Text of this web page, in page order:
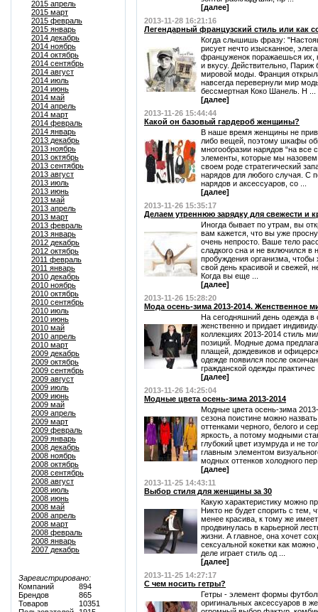
2015 апрель
2015 март
2015 февраль
2015 январь
2014 декабрь
2014 ноябрь
2014 октябрь
2014 сентябрь
2014 август
2014 июль
2014 июнь
2014 май
2014 апрель
2014 март
2014 февраль
2014 январь
2013 декабрь
2013 ноябрь
2013 октябрь
2013 сентябрь
2013 август
2013 июль
2013 июнь
2013 май
2013 апрель
2013 март
2013 февраль
2013 январь
2012 декабрь
2012 октябрь
2011 февраль
2011 январь
2010 декабрь
2010 ноябрь
2010 октябрь
2010 сентябрь
2010 июль
2010 июнь
2010 май
2010 апрель
2010 март
2009 декабрь
2009 октябрь
2009 сентябрь
2009 август
2009 июль
2009 июнь
2009 май
2009 апрель
2009 март
2009 февраль
2009 январь
2008 декабрь
2008 ноябрь
2008 октябрь
2008 сентябрь
2008 август
2008 июль
2008 июнь
2008 май
2008 апрель
2008 март
2008 февраль
2008 январь
2007 декабрь
Зарегистрировано:
Компаний
894
Брендов
865
Товаров
10351
[далее]
2013-11-28 16:21:16
Легендарный французский стиль или как
Когда слышишь фразу:
рисует нечто изысканное,
француженок поражаешься их,
и вкусу. Действительно,
мировой моды. Франция
навсегда перевернули мир
бессмертная Коко Шанель. Н ...
[далее]
2013-11-26 15:44:44
Какой он базовый гардероб женщины?
В наше время женщины не
либо вещей, поэтому шкафы
многообразии нарядов “на все
элементы, которые мы
своем роде стратегический
нарядов для любого случая. С
нарядов и аксессуаров, со ...
[далее]
2013-11-26 15:35:17
Делаем утреннюю зарядку для свежести и
Иногда бывает по утрам, вы
вам кажется, что вы уже
очень непросто. Ваше тело
сладкого сна и не включился в
пробуждения организма, чтобы
свой день красивой и свежей,
Когда вы еще ...
[далее]
2013-11-26 15:28:20
Мода осень-зима 2013-2014. Женственное
На сегодняшний день одежда в
женственно и придает
коллекциях 2013-2014 стиль
позиций. Модные дома
плащей, дождевиков и
одежде появился после
гражданской одежды практичес
[далее]
2013-11-26 14:25:04
Модные цвета осень-зима 2013-2014
Модные цвета осень-зима
сезона поистине можно
оттенками черного, белого и
яркость, а потому модными
глубокий цвет изумруда и не
главным элементом
модных оттенков холодного
[далее]
2013-11-25 14:43:11
Выбор стиля для женщины за 30
Какую характеристику можно
Никто не будет спорить с тем,
менее красива, к тому же
продвинулась в карьерной
жизни. А главное, она хочет
сексуальной кокетки как
деле играет стиль од ...
[далее]
2013-11-25 14:27:17
С чем носить гетры?
Гетры - элемент формы
оригинальных аксессуаров в